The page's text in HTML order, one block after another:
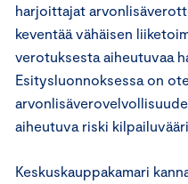
harjoittajat
keventää vähäisen
verotuksesta aiheutuvaa
Esitysluonnoksessa on
aiheutuva riski
Keskuskauppakamari